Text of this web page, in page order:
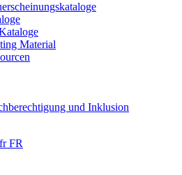
Material
und Inklusion
FR